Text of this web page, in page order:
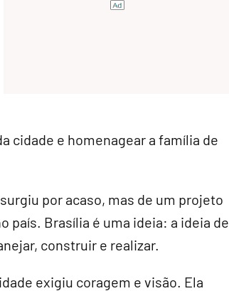
cidade e homenagear a família de
por acaso, mas de um projeto
país. Brasília é uma ideia: a ideia de
construir e realizar.
exigiu coragem e visão. Ela